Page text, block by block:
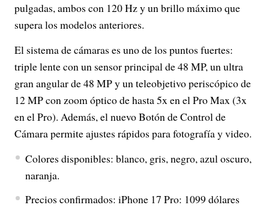
pulgadas, ambos con 120 Hz y un brillo máximo que
supera los modelos anteriores.
El sistema de cámaras es uno de los puntos fuertes:
triple lente con un sensor principal de 48 MP, un ultra
gran angular de 48 MP y un teleobjetivo periscópico de
12 MP con zoom óptico de hasta 5x en el Pro Max (3x
en el Pro). Además, el nuevo Botón de Control de
Cámara permite ajustes rápidos para fotografía y video.
Colores disponibles: blanco, gris, negro, azul oscuro,
naranja.
Precios confirmados: iPhone 17 Pro: 1099 dólares